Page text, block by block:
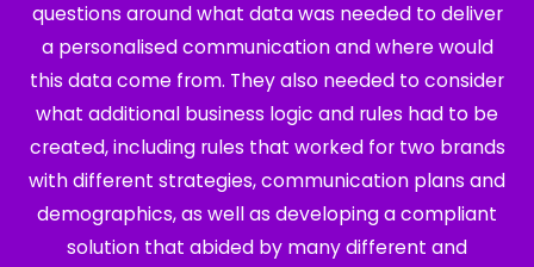
questions around what data was needed to deliver
a personalised communication and where would
this data come from. They also needed to consider
what additional business logic and rules had to be
created, including rules that worked for two brands
with different strategies, communication plans and
demographics, as well as developing a compliant
solution that abided by many different and